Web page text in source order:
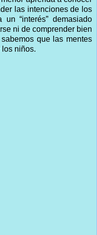
las intenciones de los
un “interés” demasiado
ni de comprender bien
que las mentes
niños.